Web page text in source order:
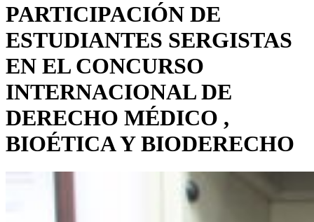
PARTICIPACIÓN DE
ESTUDIANTES SERGISTAS
EN EL CONCURSO
INTERNACIONAL DE
DERECHO MÉDICO ,
BIOÉTICA Y BIODERECHO